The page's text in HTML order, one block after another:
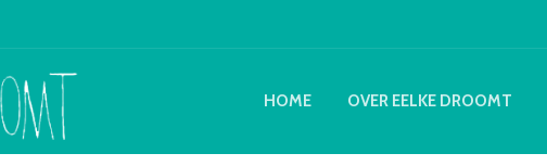
HOME OVER EELKE DROOMT